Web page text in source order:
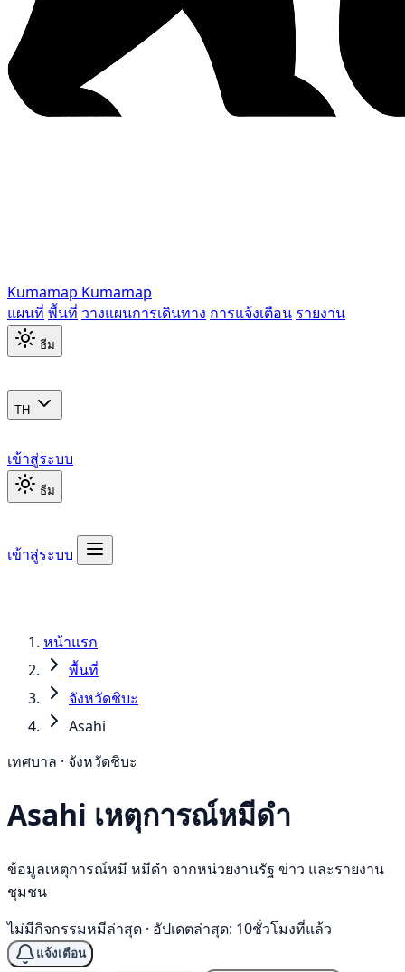
Kumamap Kumamap
แผนที่ พื้นที่ วางแผนการเดินทาง การแจ้งเตือน รายงาน
ธีม
TH
เข้าสู่ระบบ
ธีม
เข้าสู่ระบบ
หน้าแรก
พื้นที่
จังหวัดชิบะ
Asahi
เทศบาล · จังหวัดชิบะ
Asahi เหตุการณ์หมีดำ
ข้อมูลเหตุการณ์หมี หมีดำ จากหน่วยงานรัฐ ข่าว และรายงาน
ชุมชน
ไม่มีกิจกรรมหมีล่าสุด · อัปเดตล่าสุด: 10ชั่วโมงที่แล้ว
แจ้งเตือน